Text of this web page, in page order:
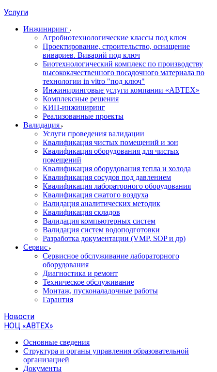
Услуги
Инжиниринг
Агробиотехнологические классы под ключ
Проектирование, строительство, оснащение
вивариев. Виварий под ключ
Биотехнологический комплекс по производству
высококачественного посадочного материала по
технологии in vitro "под ключ"
Инжиниринговые услуги компании «АВТЕХ»
Комплексные решения
КИП-инжиниринг
Реализованные проекты
Валидация
Услуги проведения валидации
Квалификация чистых помещений и зон
Квалификация оборудования для чистых
помещений
Квалификация оборудования тепла и холода
Квалификация сосудов под давлением
Квалификация лабораторного оборудования
Квалификация сжатого воздуха
Валидация аналитических методик
Квалификация складов
Валидация компьютерных систем
Валидация систем водоподготовки
Разработка документации (VMP, SOP и др)
Cервис
Сервисное обслуживание лабораторного
оборудования
Диагностика и ремонт
Техническое обслуживание
Монтаж, пусконаладочные работы
Гарантия
Новости
НОЦ «АВТЕХ»
Основные сведения
Структура и органы управления образовательной
организацией
Документы